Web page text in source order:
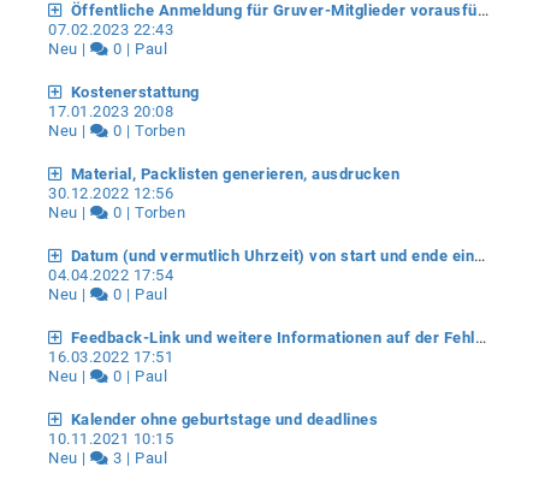
Öffentliche Anmeldung für Gruver-Mitglieder vorausfüllen
07.02.2023 22:43
Neu |
0 | Paul
Kostenerstattung
17.01.2023 20:08
Neu |
0 | Torben
Material, Packlisten generieren, ausdrucken
30.12.2022 12:56
Neu |
0 | Torben
Datum (und vermutlich Uhrzeit) von start und ende einer Aktion auf plausibilität überprüfen
04.04.2022 17:54
Neu |
0 | Paul
Feedback-Link und weitere Informationen auf der Fehlerseite
16.03.2022 17:51
Neu |
0 | Paul
Kalender ohne geburtstage und deadlines
10.11.2021 10:15
Neu |
3 | Paul